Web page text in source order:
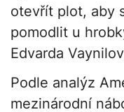
otevřít plot, aby
pomodlit u
Edvarda
Podle analýz
mezinárodní